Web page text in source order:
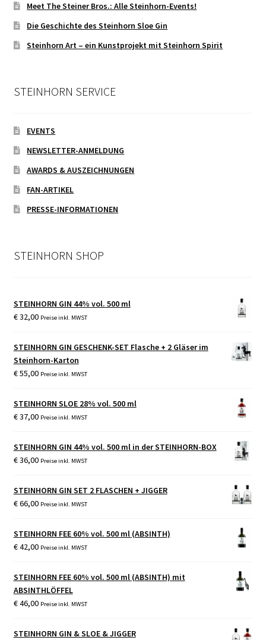
Meet The Steiner Bros.: Alle Steinhorn-Events!
Die Geschichte des Steinhorn Sloe Gin
Steinhorn Art – ein Kunstprojekt mit Steinhorn Spirit
STEINHORN SERVICE
EVENTS
NEWSLETTER-ANMELDUNG
AWARDS & AUSZEICHNUNGEN
FAN-ARTIKEL
PRESSE-INFORMATIONEN
STEINHORN SHOP
STEINHORN GIN 44% vol. 500 ml
€32,00 Preise inkl. MWST
STEINHORN GIN GESCHENK-SET Flasche + 2 Gläser im
Steinhorn-Karton
€55,00 Preise inkl. MWST
STEINHORN SLOE 28% vol. 500 ml
€37,00 Preise inkl. MWST
STEINHORN GIN 44% vol. 500 ml in der STEINHORN-BOX
€36,00 Preise inkl. MWST
STEINHORN GIN SET 2 FLASCHEN + JIGGER
€66,00 Preise inkl. MWST
STEINHORN FEE 60% vol. 500 ml (ABSINTH)
€42,00 Preise inkl. MWST
STEINHORN FEE 60% vol. 500 ml (ABSINTH) mit
ABSINTHLÖFFEL
€46,00 Preise inkl. MWST
STEINHORN GIN & SLOE & JIGGER